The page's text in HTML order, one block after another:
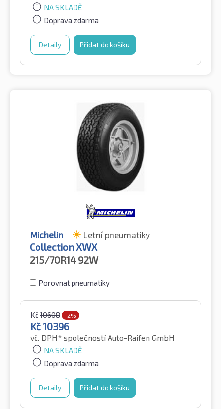
NA SKLADĚ
Doprava zdarma
Detaily Přidat do košíku
Michelin Letní pneumatiky
Collection XWX
215/70R14 92W
Porovnat pneumatiky
Kč10608 -2%
Kč10396
vč. DPH* společností Auto-Raifen GmbH
NA SKLADĚ
Doprava zdarma
Detaily Přidat do košíku